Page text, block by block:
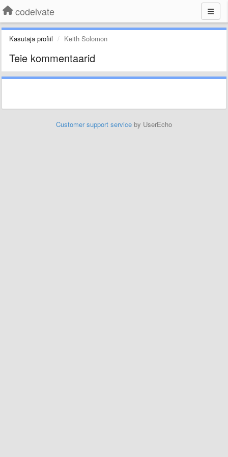
codeivate
Kasutaja profiil Keith Solomon
Teie kommentaarid
Customer support service by UserEcho